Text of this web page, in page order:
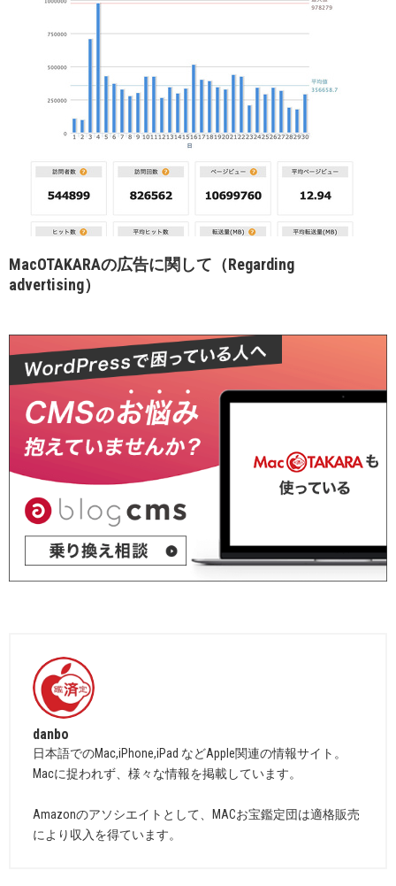
MacOTAKARAの広告に関して（Regarding
advertising）
danbo
日本語でのMac,iPhone,iPad などApple関連の情報サイト。
Macに捉われず、様々な情報を掲載しています。
Amazonのアソシエイトとして、MACお宝鑑定団は適格販売
により収入を得ています。